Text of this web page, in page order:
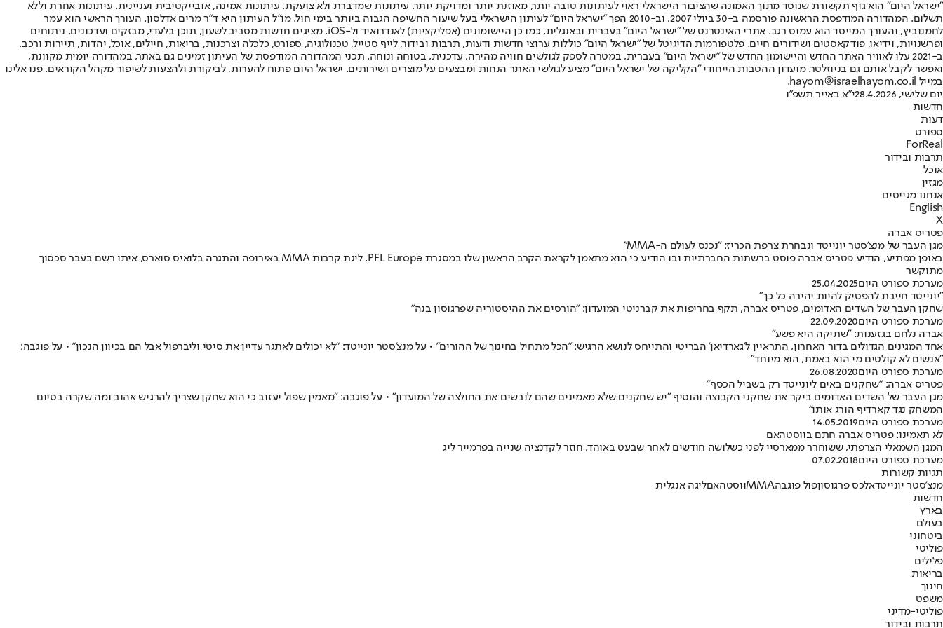
"ישראל היום" הוא גוף תקשורת שנוסד מתוך האמונה שהציבור הישראלי ראוי לעיתונות טובה יותר, מאוזנת יותר ומדויקת יותר. עיתונות שמדברת ולא צועקת. עיתונות אמינה, אובייקטיבית ועניינית. עיתונות אחרת וללא
תשלום. המהדורה המודפסת הראשונה פורסמה ב-30 ביולי 2007, וב-2010 הפך "ישראל היום" לעיתון הישראלי בעל שיעור החשיפה הגבוה ביותר בימי חול. מו"ל העיתון היא ד"ר מרים אדלסון. העורך הראשי הוא עמר
לחמנוביץ, והעורך המייסד הוא עמוס רגב. אתרי האינטרנט של "ישראל היום" בעברית ובאנגלית, כמו כן היישומונים (אפליקציות) לאנדרואיד ול-iOS, מציגים חדשות מסביב לשעון, תוכן בלעדי, מבזקים ועדכונים, ניתוחים
ופרשנויות, וידיאו, פודקאסטים ושידורים חיים. פלטפורמות הדיגיטל של "ישראל היום" כוללות ערוצי חדשות ודעות, תרבות ובידור, לייף סטייל, טכנולוגיה, ספורט, כלכלה וצרכנות, בריאות, חיילים, אוכל, יהדות, תיירות ורכב.
ב-2021 עלו לאוויר האתר החדש והיישומון החדש של "ישראל היום" בעברית, במטרה לספק לגולשים חוויה מהירה, עדכנית, בטוחה ונוחה. תכני המהדורה המודפסת של העיתון זמינים גם באתר, במהדורה יומית מקוונת,
ואפשר לקבל אותם גם בניוזלטר. מועדון ההטבות הייחודי "הקליקה של ישראל היום" מציע לגולשי האתר הנחות ומבצעים על מוצרים ושירותים. ישראל היום פתוח להערות, לביקורת ולהצעות לשיפור מקהל הקוראים. פנו אלינו
במייל hayom@israelhayom.co.il.
יום שלישי, 28.4.2026
י"א באייר תשפ"ו
חדשות
דעות
ספורט
ForReal
תרבות ובידור
אוכל
מגזין
אנחנו מגייסים
English
X
פטריס אברה
מגן העבר של מנצ'סטר יונייטד ונבחרת צרפת הכריז: "נכנס לעולם ה-MMA"
באופן מפתיע, הודיע פטריס אברה פוסט ברשתות החברתיות ובו הודיע כי הוא מתאמן לקראת הקרב הראשון שלו במסגרת PFL Europe, ליגת קרבות MMA באירופה והתגרה בלואיס סוארס, איתו רשם בעבר סכסוך
מתוקשר
מערכת ספורט היום25.04.2025
"יונייטד חייבת להפסיק להיות יהירה כל כך"
שחקן העבר של השדים האדומים, פטריס אברה, תקף בחריפות את קברניטי המועדון: "הורסים את ההיסטוריה שפרגוסון בנה"
מערכת ספורט היום22.09.2020
אברה נלחם בגזענות: "שתיקה היא פשע"
אחד המגינים הגדולים בדור האחרון, התראיין ל'גארדיאן' הבריטי והתייחס לנושא הרגיש: "הכל מתחיל בחינוך של ההורים" • על מנצ'סטר יונייטד: "לא יכולים לאתגר עדיין את סיטי וליברפול אבל הם בכיוון הנכון" • על פוגבה:
"אנשים לא קולטים מי הוא באמת, הוא מיוחד"
מערכת ספורט היום26.08.2020
פטריס אברה: "שחקנים באים ליונייטד רק בשביל הכסף"
מגן העבר של השדים האדומים ביקר את שחקני הקבוצה והוסיף "יש שחקנים שלא מאמינים שהם לובשים את החולצה של המועדון" • על פוגבה: "מאמין שפול יעזוב כי הוא שחקן שצריך להרגיש אהוב ומה שקרה בסיום
המשחק נגד קארדיף הורג אותו"
מערכת ספורט היום14.05.2019
לא תאמינו: פטריס אברה חתם בווסטהאם
המגן השמאלי הצרפתי, ששוחרר ממארסיי לפני כשלושה חודשים לאחר שבעט באוהד, חוזר לקדנציה שנייה בפרמייר ליג
מערכת ספורט היום07.02.2018
תגיות קשורות
מנצ'סטר יונייטדאלכס פרגוסוןפול פוגבהMMAווסטהאםליגה אנגלית
חדשות
בארץ
בעולם
ביטחוני
פוליטי
פלילים
בריאות
חינוך
משפט
פוליטי-מדיני
תרבות ובידור